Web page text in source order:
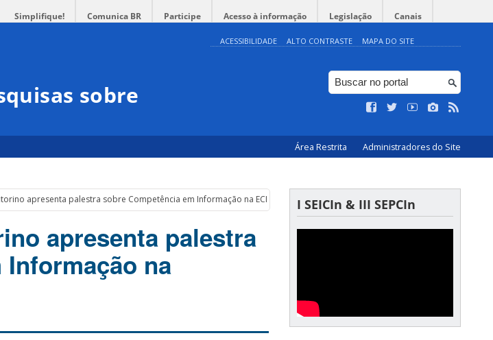
Simplifique! Comunica BR Participe Acesso à informação Legislação Canais
ACESSIBILIDADE ALTO CONTRASTE MAPA DO SITE
sobre
Área Restrita Administradores do Site
apresenta palestra sobre Competência em Informação na ECI/UFMG
apresenta palestra
na
I SEICIn & III SEPCIn